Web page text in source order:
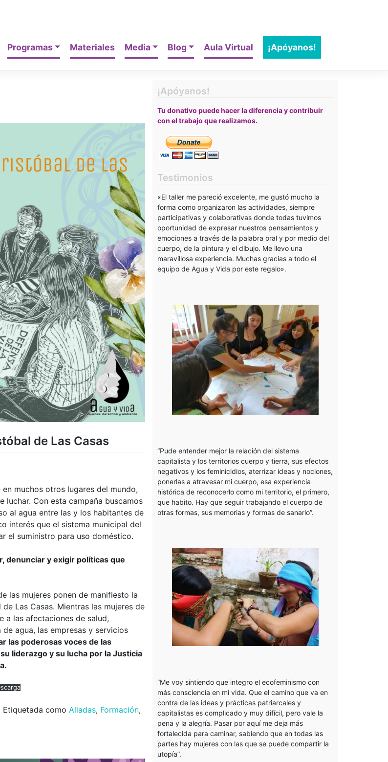
Programas Materiales Media Blog Aula Virtual ¡Apóyanos!
de Las Casas
muchos otros lugares del mundo,
luchar. Con esta campaña buscamos
al agua entre las y los habitantes de
interés que el sistema municipal del
el suministro para uso doméstico.
denunciar y exigir políticas que
las mujeres ponen de manifiesto la
Las Casas. Mientras las mujeres de
a las afectaciones de salud,
agua, las empresas y servicios
las poderosas voces de las
liderazgo y su lucha por la Justicia
Etiquetada como Aliadas, Formación,
¡Apóyanos!
Tu donativo puede hacer la diferencia y contribuir
con el trabajo que realizamos.
Testimonios
«El taller me pareció excelente, me gustó mucho la
forma como organizaron las actividades, siempre
participativas y colaborativas donde todas tuvimos
oportunidad de expresar nuestros pensamientos y
emociones a través de la palabra oral y por medio del
cuerpo, de la pintura y el dibujo. Me llevo una
maravillosa experiencia. Muchas gracias a todo el
equipo de Agua y Vida por este regalo».
“Pude entender mejor la relación del sistema
capitalista y los territorios cuerpo y tierra, sus efectos
negativos y los feminicidios, aterrizar ideas y nociones,
ponerlas a atravesar mi cuerpo, esa experiencia
histórica de reconocerlo como mi territorio, el primero,
que habito. Hay que seguir trabajando el cuerpo de
otras formas, sus memorias y formas de sanarlo”.
“Me voy sintiendo que integro el ecofeminismo con
más consciencia en mi vida. Que el camino que va en
contra de las ideas y prácticas patriarcales y
capitalistas es complicado y muy difícil, pero vale la
pena y la alegría. Pasar por aquí me deja más
fortalecida para caminar, sabiendo que en todas las
partes hay mujeres con las que se puede compartir la
utopía”.